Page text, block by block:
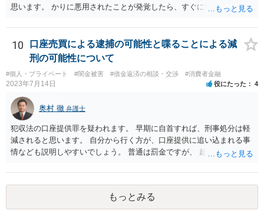
思います。 かりに悪用されたことが発覚したら、すぐに警察に相談し
10
口座売買による逮捕の可能性と喋ることによる減
刑の可能性について
#個人・プライベート #闇金被害 #借金返済の相談・交渉 #消費者金融
2023年7月14日 役にたった 4
奥村 徹 弁護士
犯収法の口座提供罪を疑われます。 早期に自首すれば、刑事処分は軽
減されると思います。 自分から行く方が、口座提供に追い込まれる事
情なども説明しやすいでしょう。 普通は罰金ですが、 起訴猶予も多い
もっとみる